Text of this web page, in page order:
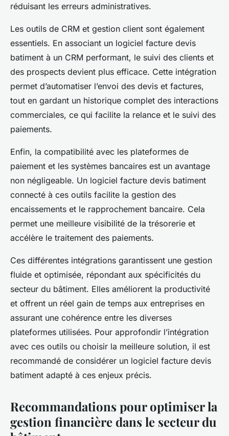
réduisant les erreurs administratives.
Les outils de CRM et gestion client sont également
essentiels. En associant un logiciel facture devis
batiment à un CRM performant, le suivi des clients et
des prospects devient plus efficace. Cette intégration
permet d’automatiser l’envoi des devis et factures,
tout en gardant un historique complet des interactions
commerciales, ce qui facilite la relance et le suivi des
paiements.
Enfin, la compatibilité avec les plateformes de
paiement et les systèmes bancaires est un avantage
non négligeable. Un logiciel facture devis batiment
connecté à ces outils facilite la gestion des
encaissements et le rapprochement bancaire. Cela
permet une meilleure visibilité de la trésorerie et
accélère le traitement des paiements.
Ces différentes intégrations garantissent une gestion
fluide et optimisée, répondant aux spécificités du
secteur du bâtiment. Elles améliorent la productivité
et offrent un réel gain de temps aux entreprises en
assurant une cohérence entre les diverses
plateformes utilisées. Pour approfondir l’intégration
avec ces outils ou choisir la meilleure solution, il est
recommandé de considérer un logiciel facture devis
batiment adapté à ces enjeux précis.
Recommandations pour optimiser la
gestion financière dans le secteur du